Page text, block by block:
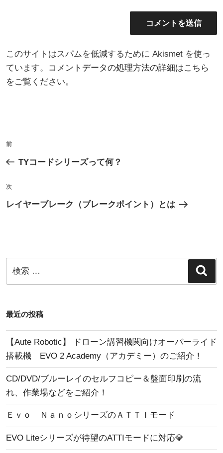
このサイトはスパムを低減するために Akismet を使っ
ています。
コメントデータの処理方法の詳細はこちら
をご覧ください。
投
ナ
ビ
ゲ
ン
過
去
投
稿
前
TYコードシリーズって何？
次
の
次
レイヤーブレーク（ブレークポイント）とは
索:
最近の投稿
【Aute Robotic】 ドローン講習機関向けオーバーライド
搭載機 EVO 2 Academy（アカデミー）のご紹介！
CD/DVD/ブルーレイのセルフコピー＆盤面印刷の流
れ、作業場などをご紹介！
Ｅｖｏ ＮａｎｏシリーズのＡＴＴＩモード
EVO Liteシリーズが待望のATTIモードに対応💎